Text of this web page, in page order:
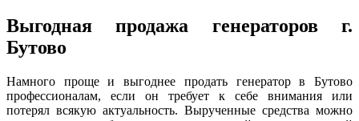
Выгодная продажа генераторов г.
Бутово
Намного проще и выгоднее продать генератор в Бутово
профессионалам, если он требует к себе внимания или
потерял всякую актуальность. Вырученные средства можно